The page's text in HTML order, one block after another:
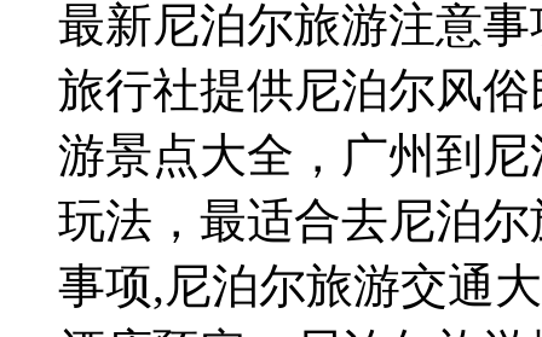
最新尼泊尔旅游注意
旅行社提供尼泊尔风
游景点大全，广州到
玩法，最适合去尼泊
事项,尼泊尔旅游交通